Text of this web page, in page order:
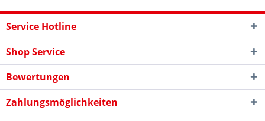
Service Hotline
Shop Service
Bewertungen
Zahlungsmöglichkeiten